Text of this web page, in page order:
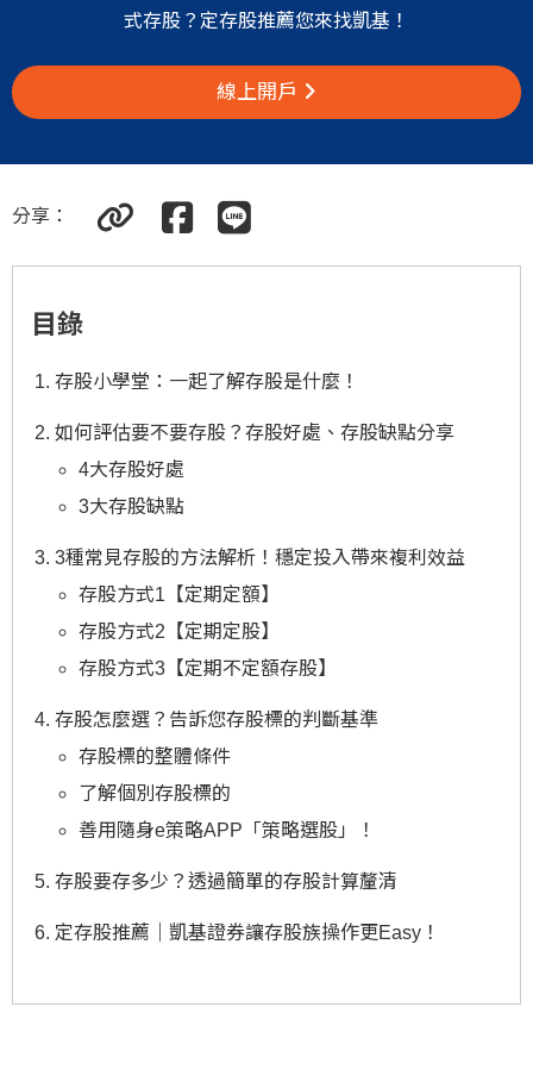
式存股？定存股推薦您來找凱基！
線上開戶
分享 ：
目錄
存股小學堂：一起了解存股是什麼！
如何評估要不要存股？存股好處、存股缺點分享
4大存股好處
3大存股缺點
3種常見存股的方法解析！穩定投入帶來複利效益
存股方式1【定期定額】
存股方式2【定期定股】
存股方式3【定期不定額存股】
存股怎麼選？告訴您存股標的判斷基準
存股標的整體條件
了解個別存股標的
善用隨身e策略APP「策略選股」！
存股要存多少？透過簡單的存股計算釐清
定存股推薦｜凱基證券讓存股族操作更Easy！